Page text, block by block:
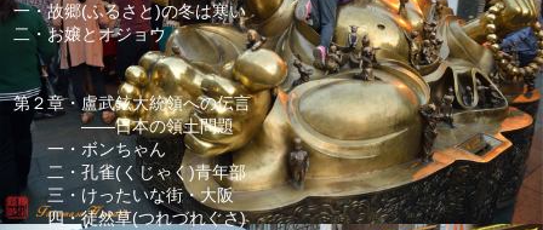
一・故郷(ふるさと)の冬は寒い
二・お嬢とオジョウ
第２章・盧武鉉大統領への伝言
――日本の領土問題
一・ボンちゃん
二・孔雀(くじゃく)青年部
三・けったいな街・大阪
四・徒然草(つれづれぐさ)